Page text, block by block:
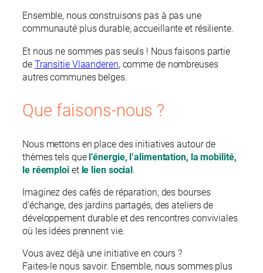
Ensemble, nous construisons pas à pas une
communauté plus durable, accueillante et résiliente.
Et nous ne sommes pas seuls ! Nous faisons partie
de Transitie Vlaanderen, comme de nombreuses
autres communes belges.
Que faisons-nous ?
Nous mettons en place des initiatives autour de
thèmes tels que l’énergie, l’alimentation, la mobilité,
le réemploiet le lien social.
Imaginez des cafés de réparation, des bourses
d’échange, des jardins partagés, des ateliers de
développement durable et des rencontres conviviales
où les idées prennent vie.
Vous avez déjà une initiative en cours ?
Faites-le nous savoir. Ensemble, nous sommes plus